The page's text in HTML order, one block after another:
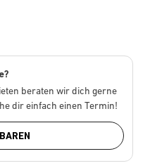
beraten wir dich gerne
dir einfach einen Termin!